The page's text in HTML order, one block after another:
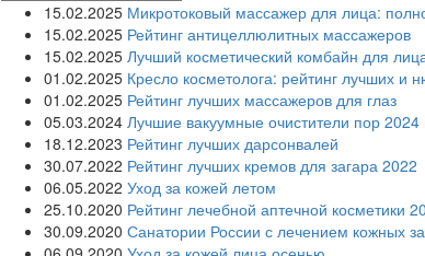
15.02.2025 Микротоковый массажер для лица:
15.02.2025 Рейтинг антицеллюлитных массажеров
15.02.2025 Лучший косметический комбайн для
01.02.2025 Кресло косметолога: рейтинг лучших и
01.02.2025 Рейтинг лучших массажеров для глаз
05.03.2024 Лучшие вакуумные очистители пор 2024
18.12.2023 Рейтинг лучших дарсонвалей
30.07.2022 Рейтинг лучших кремов для загара 2022
06.05.2022 Уход за кожей летом
25.10.2020 Рейтинг лечебной аптечной косметики
30.09.2020 Санатории России с лечением кожных